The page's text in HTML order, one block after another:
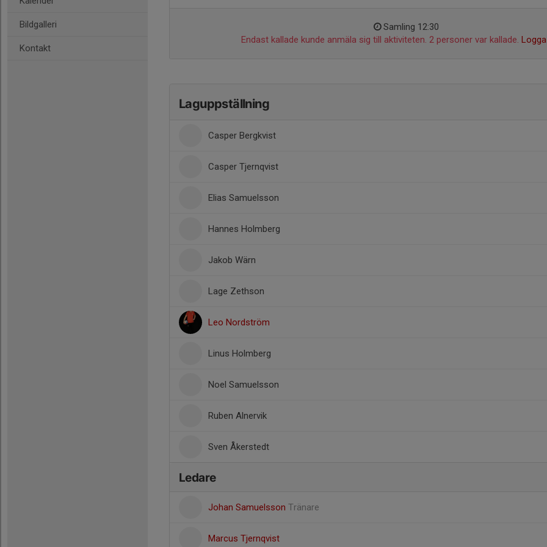
Bildgalleri
Kontakt
Samling 12:30
Endast kallade kunde anmäla sig till aktiviteten. 2 personer var kallade.
Laguppställning
Casper Bergkvist
Casper Tjernqvist
Elias Samuelsson
Hannes Holmberg
Jakob Wärn
Lage Zethson
Leo Nordström
Linus Holmberg
Noel Samuelsson
Ruben Alnervik
Sven Åkerstedt
Ledare
Johan Samuelsson Tränare
Marcus Tjernqvist